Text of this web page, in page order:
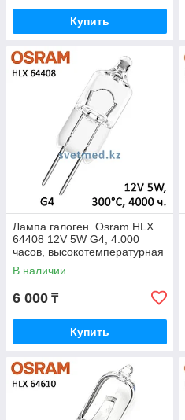
Купить
Лампа галоген. Osram HLX
64408 12V 5W G4, 4.000
часов, высокотемпературная
300°C
В наличии
6 000 ₸
Купить